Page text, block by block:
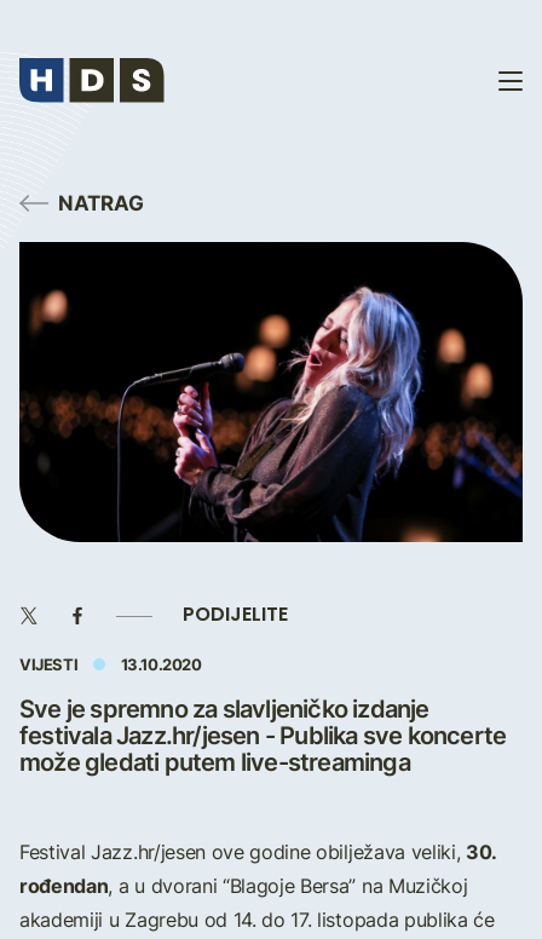
NATRAG
PODIJELITE
VIJESTI 13.10.2020
Sve je spremno za slavljeničko izdanje
festivala Jazz.hr/jesen - Publika sve koncerte
može gledati putem live-streaminga
Festival Jazz.hr/jesen ove godine obilježava veliki, 30.
rođendan, a u dvorani “Blagoje Bersa” na Muzičkoj
akademiji u Zagrebu od 14. do 17. listopada publika će